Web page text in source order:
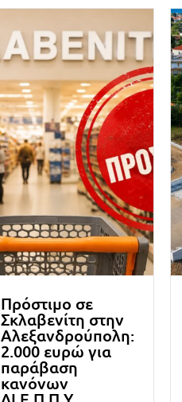
Πρόστιμο σε
Σκλαβενίτη στην
Αλεξανδρούπολη:
2.000 ευρώ για
παράβαση
κανόνων